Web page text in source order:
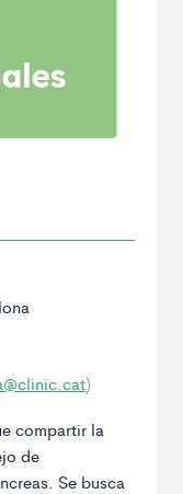
)
compartir la
de
Se busca